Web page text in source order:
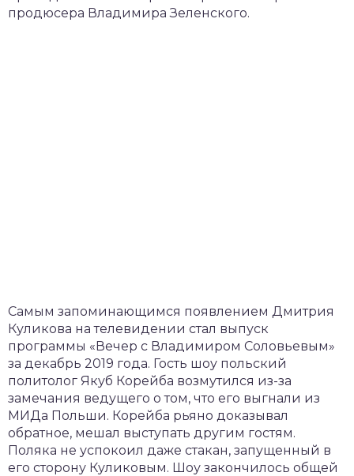
продюсера Владимира Зеленского.
Самым запоминающимся появлением Дмитрия
Куликова на телевидении стал выпуск
программы «Вечер с Владимиром Соловьевым»
за декабрь 2019 года. Гость шоу польский
политолог Якуб Корейба возмутился из-за
замечания ведущего о том, что его выгнали из
МИДа Польши. Корейба рьяно доказывал
обратное, мешал выступать другим гостям.
Поляка не успокоил даже стакан, запущенный в
его сторону Куликовым. Шоу закончилось общей